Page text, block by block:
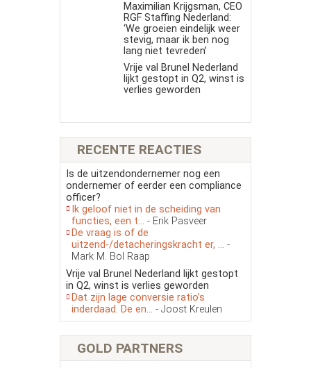
Maximilian Krijgsman, CEO
RGF Staffing Nederland:
‘We groeien eindelijk weer
stevig, maar ik ben nog
lang niet tevreden’
Vrije val Brunel Nederland
lijkt gestopt in Q2, winst is
verlies geworden
RECENTE REACTIES
Is de uitzendondernemer nog een
ondernemer of eerder een compliance
officer?
Ik geloof niet in de scheiding van
functies, een t... - Erik Pasveer
De vraag is of de
uitzend-/detacheringskracht er, ... -
Mark M. Bol Raap
Vrije val Brunel Nederland lijkt gestopt
in Q2, winst is verlies geworden
Dat zijn lage conversie ratio’s
inderdaad. De en... - Joost Kreulen
GOLD PARTNERS